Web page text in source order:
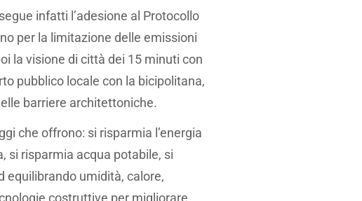
infatti l’adesione al Protocollo
per la limitazione delle emissioni
la visione di città dei 15 minuti con
pubblico locale con la bicipolitana,
barriere architettoniche.
che offrono: si risparmia l’energia
si risparmia acqua potabile, si
equilibrando umidità, calore,
costruttive per migliorare